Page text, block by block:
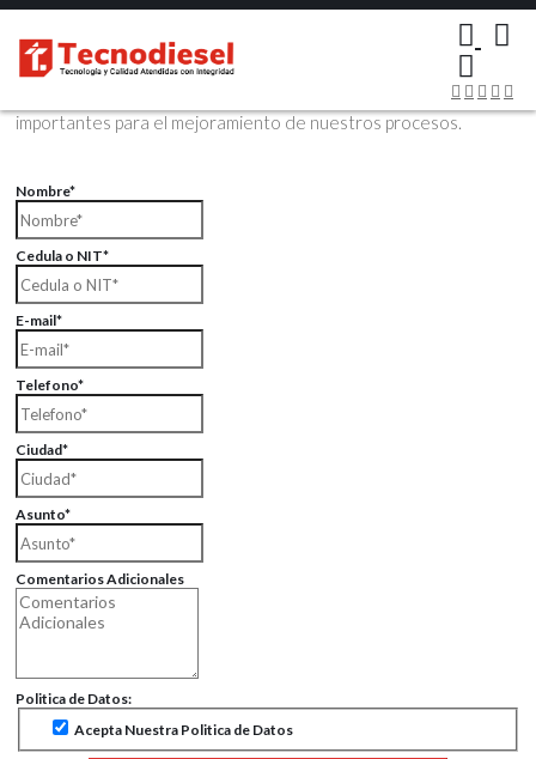
Contáctenos Vía Email
Envíenos sus datos con sus comentarios, sus opiniones son muy
importantes para el mejoramiento de nuestros procesos.
Nombre*
Cedula o NIT*
E-mail*
Telefono*
Ciudad*
Asunto*
Comentarios Adicionales
Politica de Datos:
Acepta Nuestra Politica de Datos